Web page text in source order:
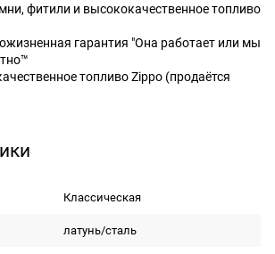
фитили и высококачественное топливо
гарантия "Она работает или мы
топливо Zippo (продаётся
Классическая
латунь/сталь